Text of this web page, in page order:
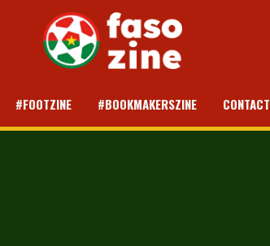
#FOOTZINE #BOOKMAKERSZINE CONTACT